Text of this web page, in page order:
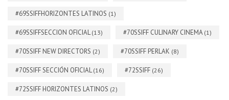
#69SSIFFHORIZONTES LATINOS (1)
#69SSIFFSECCION OFICIAL(13) #70SSIFF CULINARY CINEMA (1)
#70SSIFF NEW DIRECTORS (2) #70SSIFF PERLAK (8)
#70SSIFF SECCIÓN OFICIAL(16) #72SSIFF (26)
#72SSIFF HORIZONTES LATINOS (2)